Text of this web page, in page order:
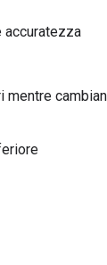
accuratezza